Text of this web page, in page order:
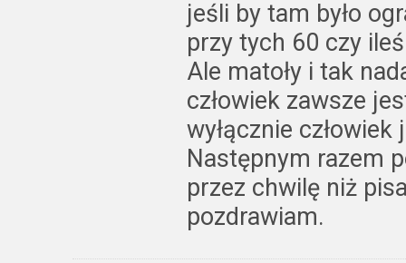
jeśli by tam było
przy tych 60 czy
Ale matoły i tak
człowiek zawsze
wyłącznie
Następnym razem
przez chwilę niż
pozdrawiam.